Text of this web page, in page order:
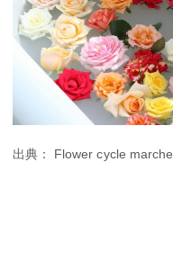
出典： Flower cycle marche